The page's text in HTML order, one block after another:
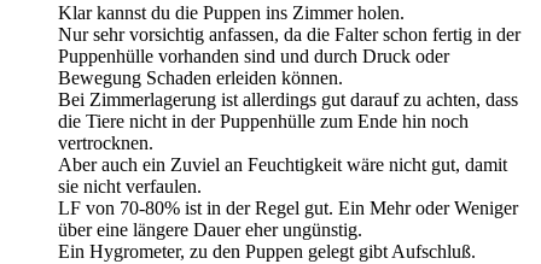
Klar kannst du die Puppen ins Zimmer holen.
Nur sehr vorsichtig anfassen, da die Falter schon fertig in der
Puppenhülle vorhanden sind und durch Druck oder
Bewegung Schaden erleiden können.
Bei Zimmerlagerung ist allerdings gut darauf zu achten, dass
die Tiere nicht in der Puppenhülle zum Ende hin noch
vertrocknen.
Aber auch ein Zuviel an Feuchtigkeit wäre nicht gut, damit
sie nicht verfaulen.
LF von 70-80% ist in der Regel gut. Ein Mehr oder Weniger
über eine längere Dauer eher ungünstig.
Ein Hygrometer, zu den Puppen gelegt gibt Aufschluß.